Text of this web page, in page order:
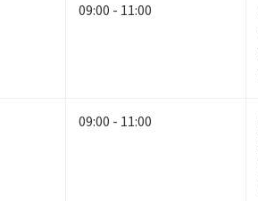
09:00 - 11:00
09:00 - 11:00